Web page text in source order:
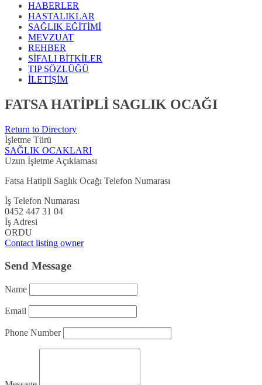
HABERLER
HASTALIKLAR
SAĞLIK EĞİTİMİ
MEVZUAT
REHBER
SİFALI BİTKİLER
TIP SÖZLÜĞÜ
İLETİŞİM
FATSA HATİPLİ SAGLIK OCAĞI
Return to Directory
İşletme Türü
SAĞLIK OCAKLARI
Uzun İşletme Açıklaması
Fatsa Hatipli Saglık Ocağı Telefon Numarası
İş Telefon Numarası
0452 447 31 04
İş Adresi
ORDU
Contact listing owner
Send Message
Name
Email
Phone Number